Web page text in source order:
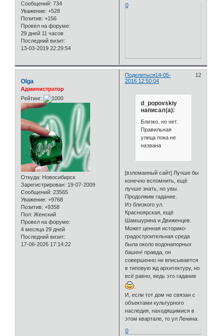
Сообщений: 734
Уважение: +528
Позитив: +156
Провел на форуме:
29 дней 11 часов
Последний визит:
13-03-2019 22:29:54
0
Поделиться 12
14-05-
2016 12:50:04
Olga
Администратор
Рейтинг:
Откуда: Новосибирск
Зарегистрирован: 19-07-2009
Сообщений: 23565
Уважение: +9768
Позитив: +9358
Пол: Женский
Провел на форуме:
4 месяца 29 дней
Последний визит:
17-06-2026 17:14:22
d_popovskiy
написал(а):
Близко, но нет.
Правильная
улица пока не
названа
[взломанный сайт] Лучше бы
конечно вспомнить, ещё
лучше знать, но увы.
Продолжим гадание.
Из близкого ул.
Красноярская, ещё
Шамшурина и Движенцев.
Может ценная историко-
градостроительная среда
была около водонапорных
башен! правда, он
совершенно не вписывается
в типовую жд архитектуру, но
всё равно, ведь это гадание
И, если тот дом не связан с
объектами культурного
наследия, находящимися в
этом квартале, то ул Ленина.
0